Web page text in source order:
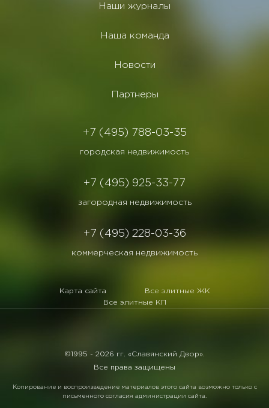
Наши журналы
Наша команда
Новости
Партнеры
+7 (495) 788-03-35
городская недвижимость
+7 (495) 925-33-77
загородная недвижимость
+7 (495) 228-03-36
коммерческая недвижимость
Карта сайта
Все элитные ЖК
Все элитные КП
©1995 - 2026 гг. «Славянский Двор».
Все права защищены
Копирование и воспроизведение материалов этого сайта возможно только с
письменного согласия администрации сайта.